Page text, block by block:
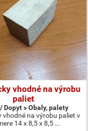
vhodné na výrobu
paliet
Dopyt > Obaly, palety
vhodné na výrobu paliet v
14 x 8,5 x 8,5 …